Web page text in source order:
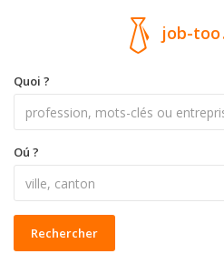
job-too
Quoi ?
Oú ?
Rechercher